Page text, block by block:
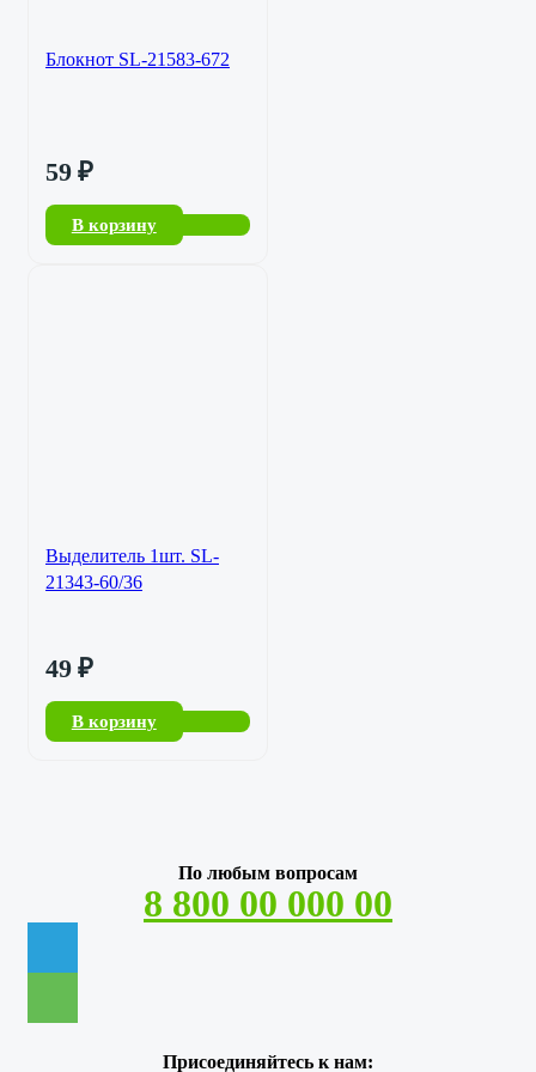
Блокнот SL-21583-672
59 ₽
В корзину
Выделитель 1шт. SL-
21343-60/36
49 ₽
В корзину
По любым вопросам
8 800 00 000 00
Присоединяйтесь к нам: